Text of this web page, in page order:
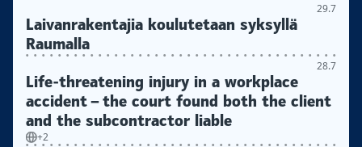
29.7
Laivanrakentajia koulutetaan syksyllä
Raumalla
28.7
Life-threatening injury in a workplace
accident – the court found both the client
and the subcontractor liable
+2